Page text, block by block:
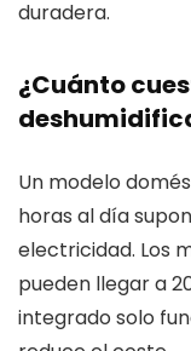
duradera.
¿Cuánto
Un modelo
horas al día
electricidad. Los
pueden llegar a
integrado solo